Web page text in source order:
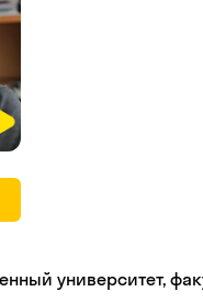
университет,